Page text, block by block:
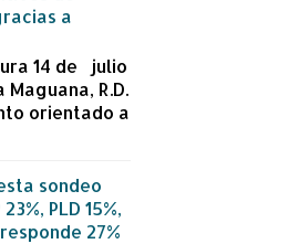
a
14 de julio
R.D.
orientado a
sondeo
PLD 15%,
27%